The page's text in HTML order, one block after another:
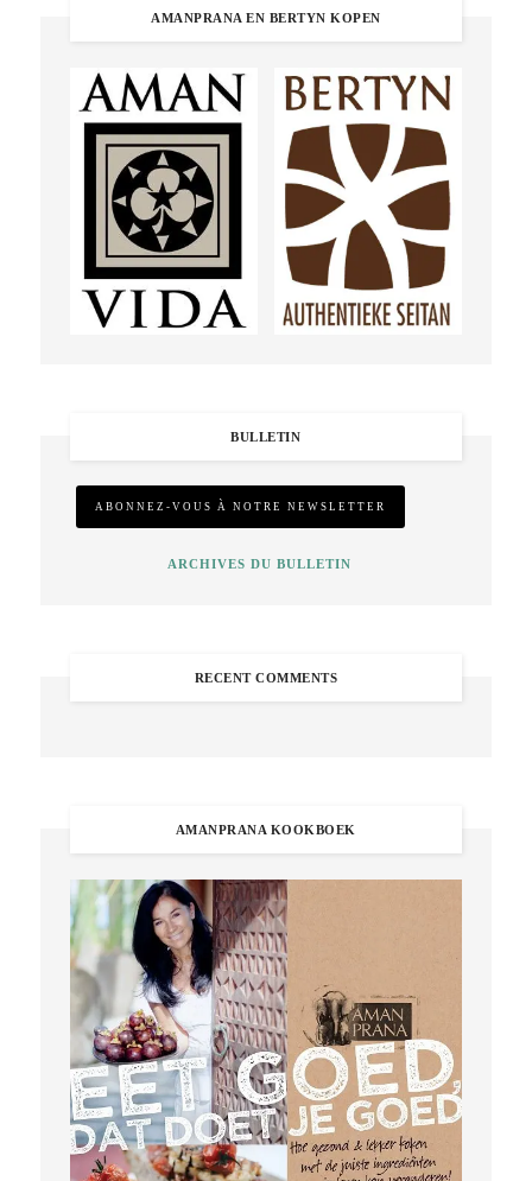
AMANPRANA EN BERTYN KOPEN
BULLETIN
ARCHIVES DU BULLETIN
RECENT COMMENTS
AMANPRANA KOOKBOEK